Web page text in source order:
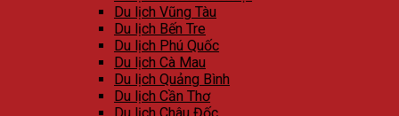
Du lịch Vũng Tàu
Du lịch Bến Tre
Du lịch Phú Quốc
Du lịch Cà Mau
Du lịch Quảng Bình
Du lịch Cần Thơ